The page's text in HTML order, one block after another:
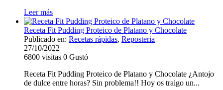
Leer más
Receta Fit Pudding Proteico de Platano y Chocolate
Publicado en: Recetas rápidas, Reposteria
27/10/2022
6800 visitas 0 Gustó
Receta Fit Pudding Proteico de Platano y Chocolate ¿Antojo
de dulce entre horas? Sin problema!! Hoy os traigo un...